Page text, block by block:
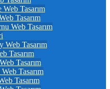
Tasarım
Tasarım
Web Tasarım
Web Tasarım
Tasarım
Tasarım
Tasarım
Tasarım